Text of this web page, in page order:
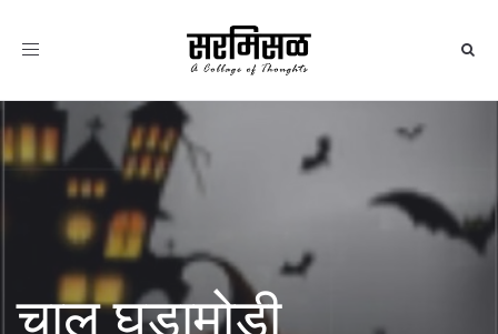
Toggle
चालू घडामोडी